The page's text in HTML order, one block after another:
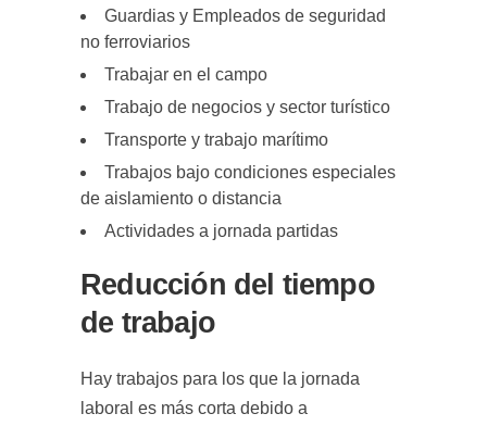
Guardias y Empleados de seguridad
no ferroviarios
Trabajar en el campo
Trabajo de negocios y sector turístico
Transporte y trabajo marítimo
Trabajos bajo condiciones especiales
de aislamiento o distancia
Actividades a jornada partidas
Reducción del tiempo
de trabajo
Hay trabajos para los que la jornada
laboral es más corta debido a